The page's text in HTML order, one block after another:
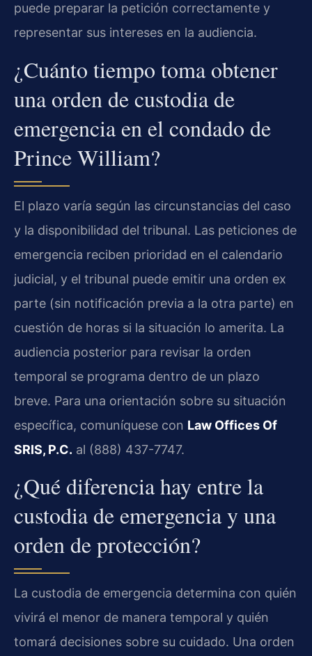
puede preparar la petición correctamente y
representar sus intereses en la audiencia.
¿Cuánto tiempo toma obtener
una orden de custodia de
emergencia en el condado de
Prince William?
El plazo varía según las circunstancias del caso
y la disponibilidad del tribunal. Las peticiones de
emergencia reciben prioridad en el calendario
judicial, y el tribunal puede emitir una orden ex
parte (sin notificación previa a la otra parte) en
cuestión de horas si la situación lo amerita. La
audiencia posterior para revisar la orden
temporal se programa dentro de un plazo
breve. Para una orientación sobre su situación
específica, comuníquese con Law Offices Of
SRIS, P.C. al (888) 437-7747.
¿Qué diferencia hay entre la
custodia de emergencia y una
orden de protección?
La custodia de emergencia determina con quién
vivirá el menor de manera temporal y quién
tomará decisiones sobre su cuidado. Una orden